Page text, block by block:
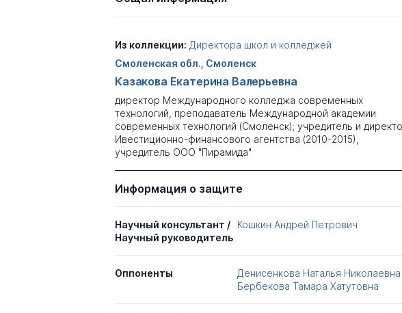
Из коллекции: Директора школ и колледжей
Смоленская обл., Смоленск
Казакова Екатерина Валерьевна
директор Международного колледжа современных
технологий, преподаватель Международной академии
современных технологий (Смоленск); учредитель и
Ивестиционно-финансового агентства (2010-2015),
учредитель ООО "Пирамида"
Информация о защите
Научный консультант /
Научный руководитель
Кошкин Андрей Петрович
Оппоненты
Денисенкова Наталья Николаевна
Бербекова Тамара Хатутовна